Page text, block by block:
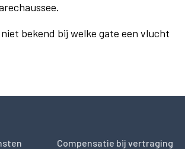
bekend bij welke gate een vlucht
Compensatie bij vertraging